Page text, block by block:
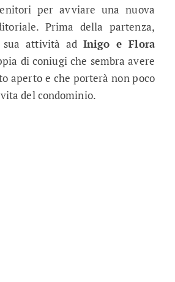
per avviare una nuova
Prima della partenza,
sua attività adInigo e Flora
di coniugi che sembra avere
aperto e che porterà non poco
del condominio.